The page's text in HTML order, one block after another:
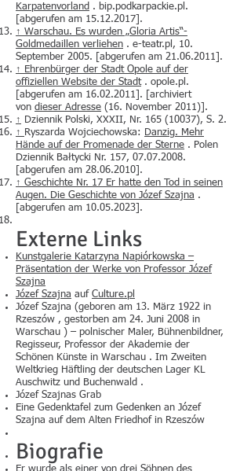
Karpatenvorland . bip.podkarpackie.pl.
[abgerufen am 15.12.2017 ].
↑ Warschau. Es wurden „Gloria Artis“-
Goldmedaillen verliehen . e-teatr.pl, 10.
September 2005. [abgerufen am 21.06.2011 ].
↑
Ehrenbürger der Stadt Opole auf der
offiziellen Website der Stadt. opole.pl.
[abgerufen am 16.02.2011]. [archiviert
von dieser Adresse (16. November 2011)].
↑
Dziennik Polski, XXXII, Nr. 165 (10037), S. 2.
↑
Ryszarda Wojciechowska:
Danzig. Mehr
Hände auf der Promenade der Sterne . Polen
Dziennik Bałtycki Nr. 157, 07.07.2008.
[abgerufen am 28.06.2010 ].
↑ Geschichte Nr. 17 Er hatte den Tod in seinen
Augen. Die Geschichte von Józef Szajna .
[abgerufen am 10.05.2023 ].
Externe Links
Kunstgalerie Katarzyna Napiórkowska –
Präsentation der Werke von Professor Józef
Szajna
Józef Szajna auf Culture.pl
Józef Szajna (geboren am 13. März 1922 in
Rzeszów , gestorben am 24. Juni 2008 in
Warschau ) – polnischer Maler, Bühnenbildner,
Regisseur, Professor der Akademie der
Schönen Künste in Warschau . Im Zweiten
Weltkrieg Häftling der deutschen Lager KL
Auschwitz und Buchenwald .
Józef Szajnas Grab
Eine Gedenktafel zum Gedenken an Józef
Szajna auf dem Alten Friedhof in Rzeszów
Biografie